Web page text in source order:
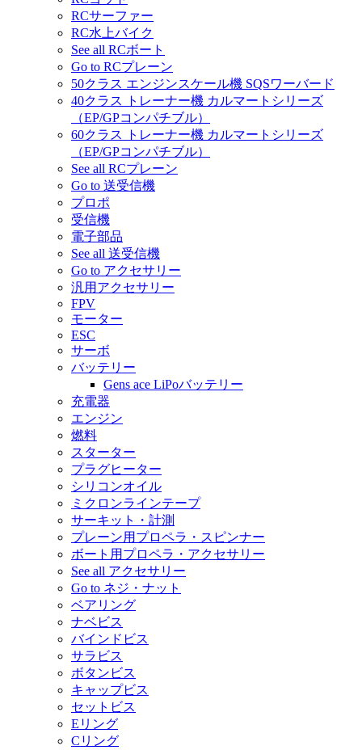
RCサーファー
RC水上バイク
See all RCボート
Go to RCプレーン
50クラス エンジンスケール機 SQSワーバード
40クラス トレーナー機 カルマートシリーズ
（EP/GPコンパチブル）
60クラス トレーナー機 カルマートシリーズ
（EP/GPコンパチブル）
See all RCプレーン
Go to 送受信機
プロポ
受信機
電子部品
See all 送受信機
Go to アクセサリー
汎用アクセサリー
FPV
モーター
ESC
サーボ
バッテリー
Gens ace LiPoバッテリー
充電器
エンジン
燃料
スターター
プラグヒーター
シリコンオイル
ミクロンラインテープ
サーキット・計測
プレーン用プロペラ・スピンナー
ボート用プロペラ・アクセサリー
See all アクセサリー
Go to ネジ・ナット
ベアリング
ナベビス
バインドビス
サラビス
ボタンビス
キャップビス
セットビス
Eリング
Cリング